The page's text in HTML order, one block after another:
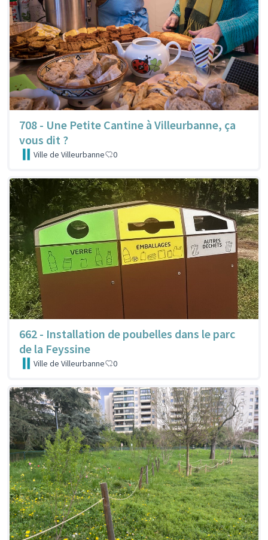
708 - Une Petite Cantine à Villeurbanne, ça
vous dit ?
Ville de Villeurbanne 0
662 - Installation de poubelles dans le parc
de la Feyssine
Ville de Villeurbanne 0